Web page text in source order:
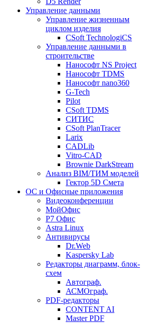
Управление данными
Управление жизненным
циклом изделия
CSoft TechnologiCS
Управление данными в
строительстве
Нанософт NS Project
Нанософт TDMS
Нанософт nano360
G-Tech
Pilot
CSoft TDMS
СИТИС
CSoft PlanTracer
Larix
CADLib
Vitro-CAD
Brownie DarkStream
Анализ BIM/ТИМ моделей
Гектор 5D Смета
ОС и Офисные приложения
Видеоконференции
МойОфис
P7 Офис
Astra Linux
Антивирусы
Dr.Web
Kaspersky Lab
Редакторы диаграмм, блок-
схем
Автограф.
АСМОграф.
PDF-редакторы
CONTENT AI
Master PDF